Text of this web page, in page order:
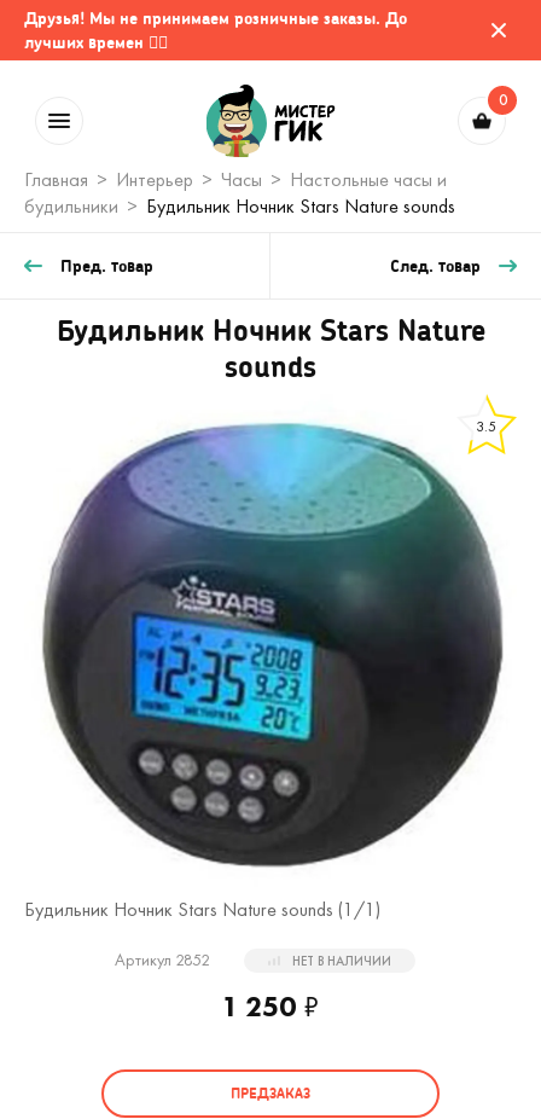
Друзья! Мы не принимаем розничные заказы. До
лучших времен 🤷‍♂️
0
Главная Интерьер Часы
Настольные часы и
будильники
Будильник Ночник Stars Nature sounds
Пред. товар След. товар
Будильник Ночник Stars Nature
sounds
3.5
Будильник Ночник Stars Nature sounds (1 /1)
Артикул 2852 НЕТ В НАЛИЧИИ
1 250 ₽
ПРЕДЗАКАЗ